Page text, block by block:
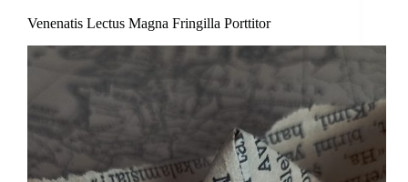
Venenatis Lectus Magna Fringilla Porttitor